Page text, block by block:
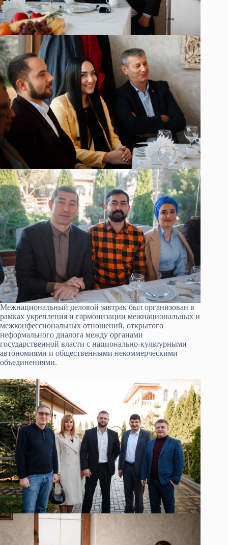
Межнациональный деловой завтрак был организован в
рамках укрепления и гармонизации межнациональных и
межконфессиональных отношений, открытого
неформального диалога между органами
государственной власти с национально-культурными
автономиями и общественными некоммерческими
объединениями.